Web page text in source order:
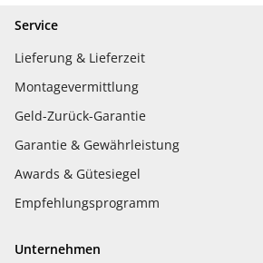
Service
Lieferung & Lieferzeit
Montagevermittlung
Geld-Zurück-Garantie
Garantie & Gewährleistung
Awards & Gütesiegel
Empfehlungsprogramm
Unternehmen